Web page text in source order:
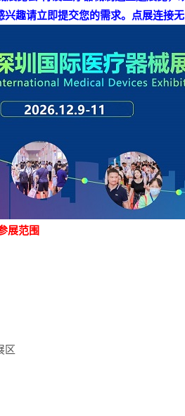
趣请立即提交您的需求。点展连接
展范围
区